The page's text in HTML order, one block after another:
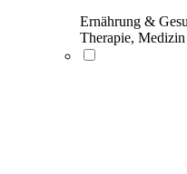
Ernährung &
Therapie, Medizin